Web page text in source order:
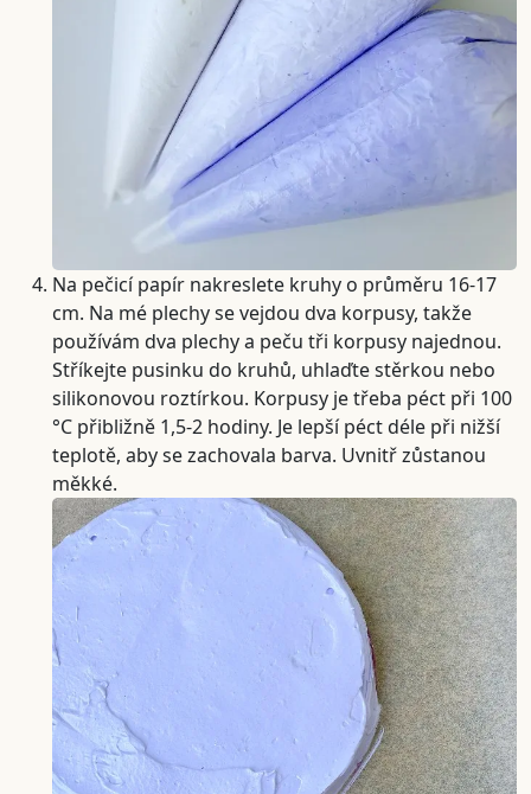
Na pečicí papír nakreslete kruhy o průměru 16-17
cm. Na mé plechy se vejdou dva korpusy, takže
používám dva plechy a peču tři korpusy najednou.
Stříkejte pusinku do kruhů, uhlaďte stěrkou nebo
silikonovou roztírkou. Korpusy je třeba péct při 100
°C přibližně 1,5-2 hodiny. Je lepší péct déle při nižší
teplotě, aby se zachovala barva. Uvnitř zůstanou
měkké.